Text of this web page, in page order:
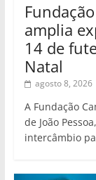
amplia
14 de
Natal
agosto 8, 2026
A Fundação
de João
intercâmbio